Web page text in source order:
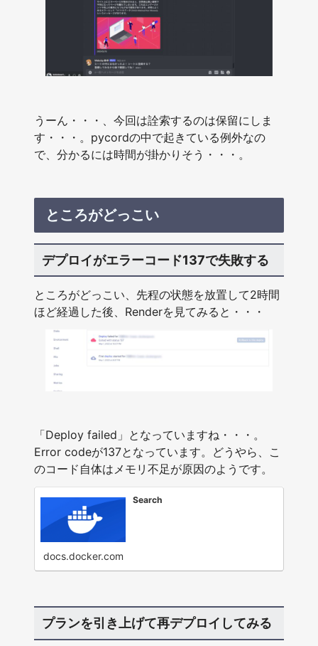
うーん・・・、今回は詮索するのは保留にしま
す・・・。pycordの中で起きている例外なの
で、分かるには時間が掛かりそう・・・。
ところがどっこい
デプロイがエラーコード137で失敗する
ところがどっこい、先程の状態を放置して2時間
ほど経過した後、Renderを見てみると・・・
「Deploy failed」となっていますね・・・。
Error codeが137となっています。どうやら、こ
のコード自体はメモリ不足が原因のようです。
Search
docs.docker.com
プランを引き上げて再デプロイしてみる